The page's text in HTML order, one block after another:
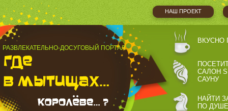
НАШ ПРОЕКТ
РАЗВЛЕКАТЕЛЬНО-ДОСУГОВЫЙ ПОРТАЛ
ВКУСНО
САЛОН
САУНУ
НАЙТИ
ПО ДУШЕ